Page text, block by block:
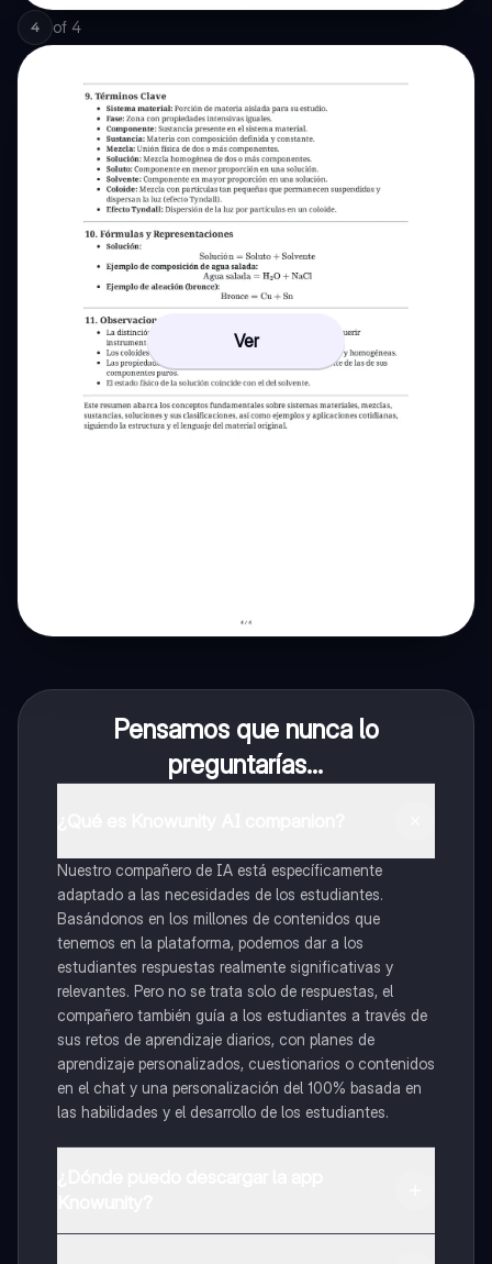
4 of 4
Ver
Pensamos que nunca lo
preguntarías...
Nuestro compañero de IA está específicamente
adaptado a las necesidades de los estudiantes.
Basándonos en los millones de contenidos que
tenemos en la plataforma, podemos dar a los
estudiantes respuestas realmente significativas y
relevantes. Pero no se trata solo de respuestas, el
compañero también guía a los estudiantes a través de
sus retos de aprendizaje diarios, con planes de
aprendizaje personalizados, cuestionarios o contenidos
en el chat y una personalización del 100% basada en
las habilidades y el desarrollo de los estudiantes.